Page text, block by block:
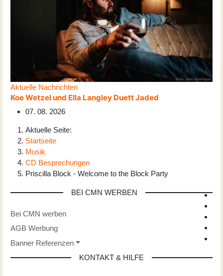
Aktuelle Nachrichten
Koe Wetzel und Ella Langley Duett Jaded
07. 08. 2026
Aktuelle Seite:
Startseite
Musik
CD Besprechungen
Priscilla Block - Welcome to the Block Party
BEI CMN WERBEN
Bei CMN werben
AGB Werbung
Banner Referenzen
KONTAKT & HILFE